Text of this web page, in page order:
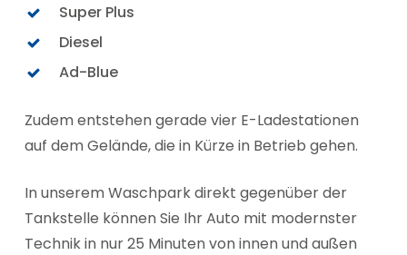
Super Plus
Diesel
Ad-Blue
Zudem entstehen gerade vier E-Ladestationen
auf dem Gelände, die in Kürze in Betrieb gehen.
In unserem Waschpark direkt gegenüber der
Tankstelle können Sie Ihr Auto mit modernster
Technik in nur 25 Minuten von innen und außen